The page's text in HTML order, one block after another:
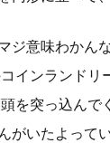
ジ意味わかん
インランドリ
を突っ込んで
がいたよって